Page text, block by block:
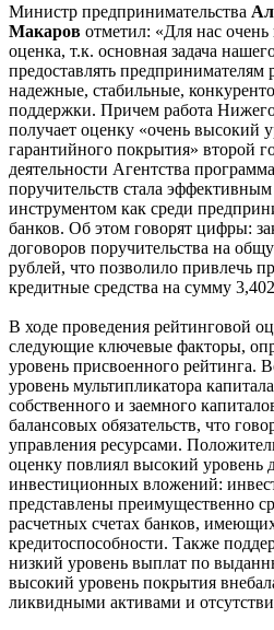
Министр предпринимательства
Макаров отметил: «Для нас
оценка, т.к. основная задача
предоставлять предпринимателям
надежные, стабильные,
поддержки. Причем работа
получает оценку «очень высокий
гарантийного покрытия» второй
деятельности Агентства
поручительств стала
инструментом как среди
банков. Об этом говорят цифры:
договоров поручительства на
рублей, что позволило привлечь
кредитные средства на сумму
В ходе проведения рейтинговой
следующие ключевые факторы,
уровень присвоенного рейтинга.
уровень мультипликатора
собственного и заемного
балансовых обязательств, что
управления ресурсами.
оценку повлиял высокий уровень
инвестиционных вложений:
представлены преимущественно
расчетных счетах банков,
кредитоспособности. Также
низкий уровень выплат по
высокий уровень покрытия
ликвидными активами и